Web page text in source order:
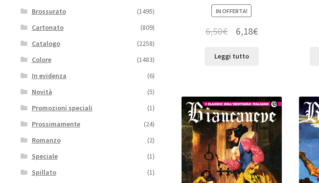
IN OFFERTA!
6,50€ 6,18€
Leggi tutto
Brossurato
(1495)
Cartonato
(809)
Catalogo
(2258)
Colore
(1483)
In evidenza
(6)
Novità
(5)
Promozioni speciali
(1)
Prossimamente
(24)
Romanzo
(2)
Speciale
(1)
Spillato
(1)